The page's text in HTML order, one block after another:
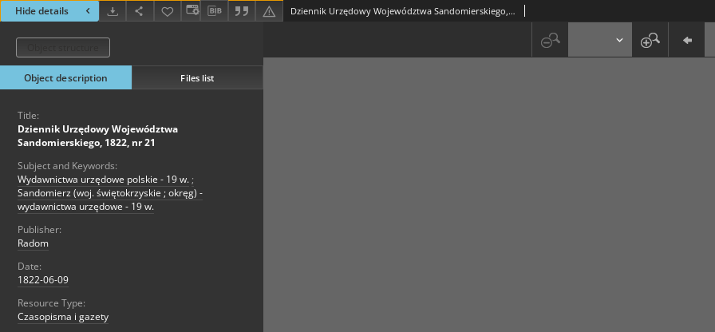
Hide details Dziennik Urzędowy Województwa Sandomierskiego, 1822, nr 21
Object description Files list
Title:
Dziennik Urzędowy Województwa
Sandomierskiego, 1822, nr 21
Subject and Keywords:
Wydawnictwa urzędowe polskie - 19 w. ;
Sandomierz (woj. świętokrzyskie ; okręg) -
wydawnictwa urzędowe - 19 w.
Publisher:
Radom
Date:
1822-06-09
Resource Type:
Czasopisma i gazety